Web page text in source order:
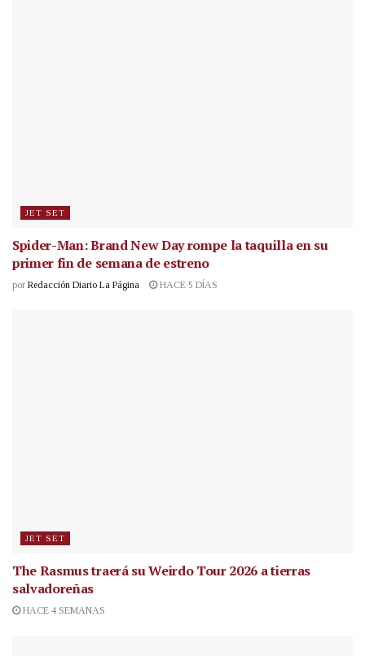
JET SET
Spider-Man: Brand New Day rompe la taquilla en su
primer fin de semana de estreno
por Redacción Diario La Página HACE 5 DÍAS
JET SET
The Rasmus traerá su Weirdo Tour 2026 a tierras
salvadoreñas
HACE 4 SEMANAS